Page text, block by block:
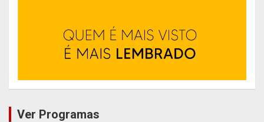
Ver Programas